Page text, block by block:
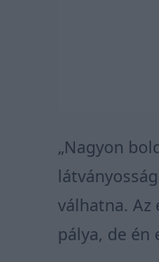
„Nagyon
válhatna. Az
pálya, de én